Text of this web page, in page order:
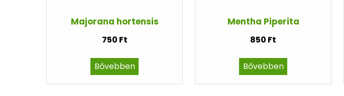
Majorana hortensis
750 Ft
Bővebben
Mentha Piperita
850 Ft
Bővebben